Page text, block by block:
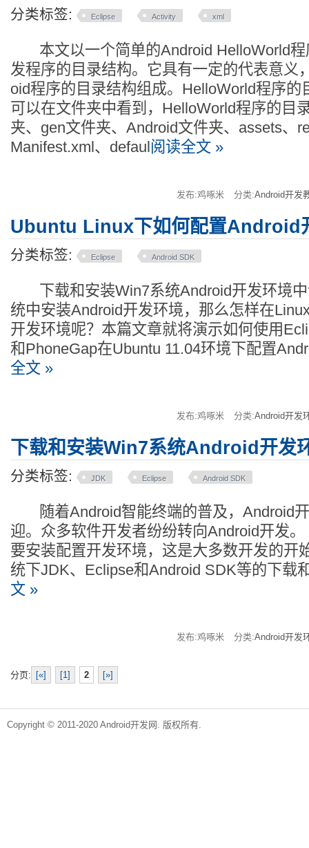
分类标签: Eclipse Activity xml
本文以一个简单的Android HelloWorld程
发程序的目录结构。它具有一定的代表意义
oid程序的目录结构组成。HelloWorld程序的
可以在文件夹中看到，HelloWorld程序的目
夹、gen文件夹、Android文件夹、assets、
Manifest.xml、defaul阅读全文 »
发布:鸡啄米 分类:Android开发
Ubuntu Linux下如何配置Android
分类标签: Eclipse Android SDK
下载和安装Win7系统Android开发环境中
统中安装Android开发环境，那么怎样在
开发环境呢？本篇文章就将演示如何使用
和PhoneGap在Ubuntu 11.04环境下配置
全文 »
发布:鸡啄米 分类:Android开发
下载和安装Win7系统Android开发
分类标签: JDK Eclipse Android SDK
随着Android智能终端的普及，Android
迎。众多软件开发者纷纷转向Android开发
要安装配置开发环境，这是大多数开发的开
统下JDK、Eclipse和Android SDK等的下载
文 »
发布:鸡啄米 分类:Android开发
分页: [«] [1] 2 [»]
Copyright © 2011-2020 Android开发网. 版权所有.